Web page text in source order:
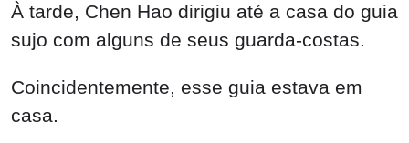
À tarde, Chen Hao dirigiu até a casa do guia
sujo com alguns de seus guarda-costas.
Coincidentemente, esse guia estava em
casa.